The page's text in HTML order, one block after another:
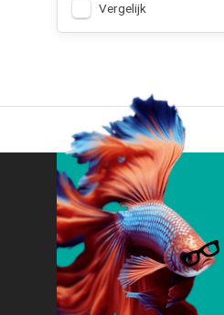
Vergelijk
Eenfysieke winkelin IJmuiden